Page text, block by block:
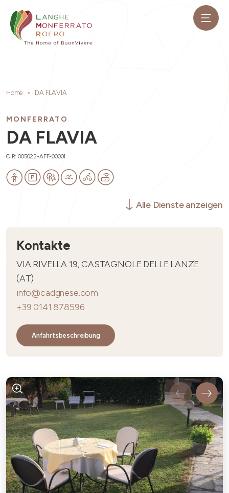
Home DA FLAVIA
MONFERRATO
DA FLAVIA
CIR: 005022-AFF-00001
Alle Dienste anzeigen
Kontakte
VIA RIVELLA 19, CASTAGNOLE DELLE LANZE
(AT)
info@cadgnese.com
+39 0141 878596
Anfahrtsbeschreibung